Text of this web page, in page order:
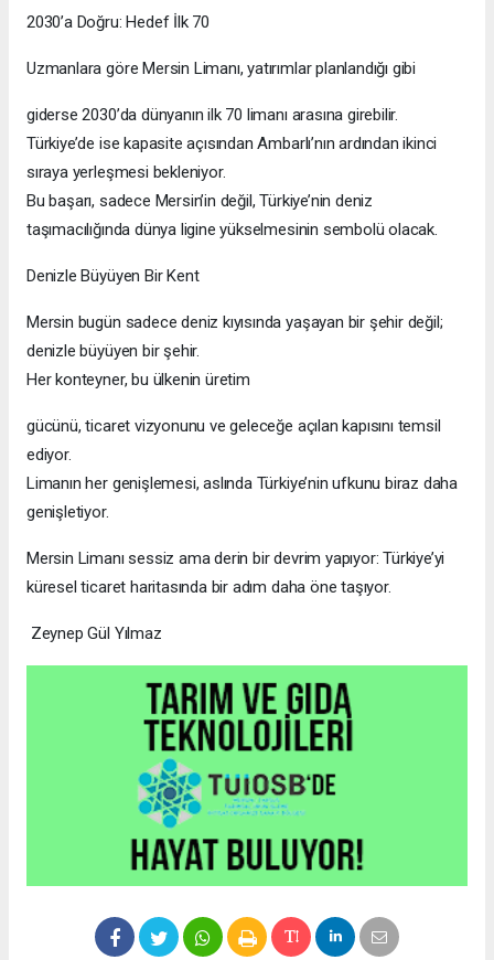
2030’a Doğru: Hedef İlk 70
Uzmanlara göre Mersin Limanı, yatırımlar planlandığı gibi
giderse 2030’da dünyanın ilk 70 limanı arasına girebilir.
Türkiye’de ise kapasite açısından Ambarlı’nın ardından ikinci
sıraya yerleşmesi bekleniyor.
Bu başarı, sadece Mersin’in değil, Türkiye’nin deniz
taşımacılığında dünya ligine yükselmesinin sembolü olacak.
Denizle Büyüyen Bir Kent
Mersin bugün sadece deniz kıyısında yaşayan bir şehir değil;
denizle büyüyen bir şehir.
Her konteyner, bu ülkenin üretim
gücünü, ticaret vizyonunu ve geleceğe açılan kapısını temsil
ediyor.
Limanın her genişlemesi, aslında Türkiye’nin ufkunu biraz daha
genişletiyor.
Mersin Limanı sessiz ama derin bir devrim yapıyor: Türkiye’yi
küresel ticaret haritasında bir adım daha öne taşıyor.
Zeynep Gül Yılmaz